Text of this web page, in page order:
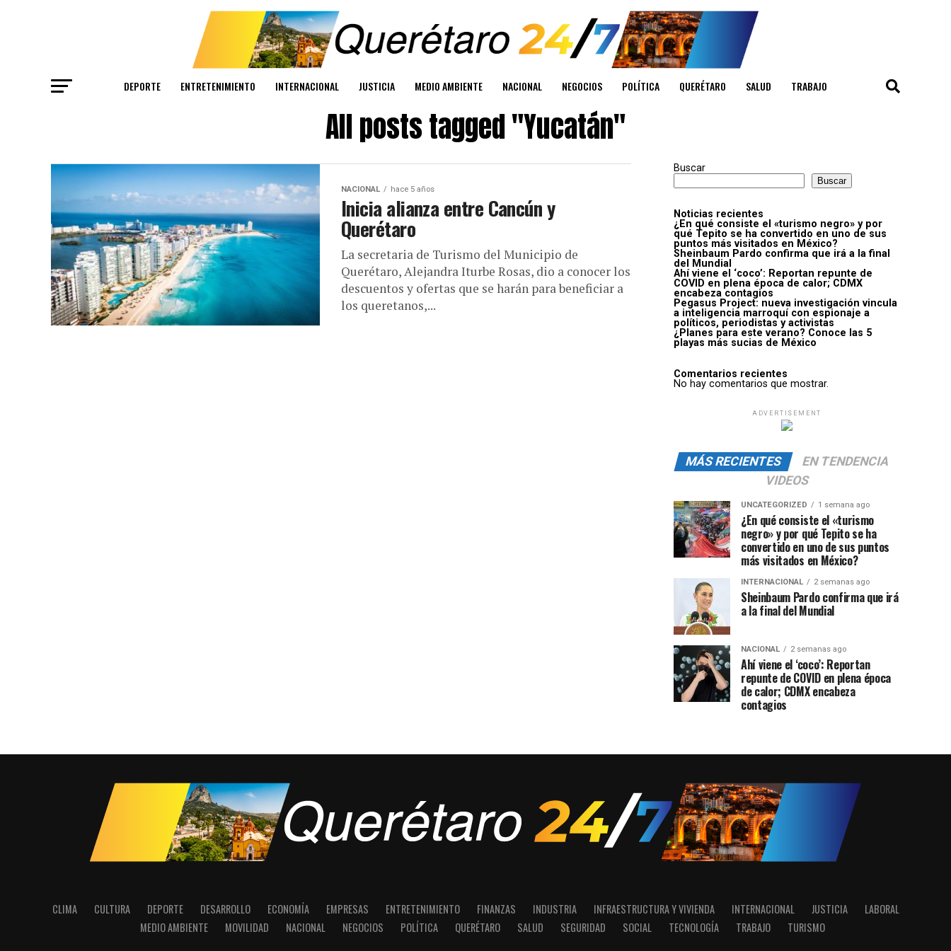
DEPORTE ENTRETENIMIENTO INTERNACIONAL JUSTICIA MEDIO AMBIENTE NACIONAL NEGOCIOS POLÍTICA QUERÉTARO SALUD TRABAJO
All posts tagged "Yucatán"
NACIONAL hace 5 años
Inicia alianza entre Cancún y
Querétaro
La secretaria de Turismo del Municipio de
Querétaro, Alejandra Iturbe Rosas, dio a conocer los
descuentos y ofertas que se harán para beneficiar a
los queretanos,...
Buscar
Buscar
Noticias recientes
¿En qué consiste el «turismo negro» y por
qué Tepito se ha convertido en uno de sus
puntos más visitados en México?
Sheinbaum Pardo confirma que irá a la final
del Mundial
Ahí viene el ‘coco’: Reportan repunte de
COVID en plena época de calor; CDMX
encabeza contagios
Pegasus Project: nueva investigación vincula
a inteligencia marroquí con espionaje a
políticos, periodistas y activistas
¿Planes para este verano? Conoce las 5
playas más sucias de México
Comentarios recientes
No hay comentarios que mostrar.
ADVERTISEMENT
MÁS RECIENTES
EN TENDENCIA
VIDEOS
UNCATEGORIZED 1 semana ago
¿En qué consiste el «turismo
negro» y por qué Tepito se ha
convertido en uno de sus puntos
más visitados en México?
INTERNACIONAL 2 semanas ago
Sheinbaum Pardo confirma que irá
a la final del Mundial
NACIONAL 2 semanas ago
Ahí viene el ‘coco’: Reportan
repunte de COVID en plena época
de calor; CDMX encabeza
contagios
CLIMA CULTURA DEPORTE DESARROLLO ECONOMÍA EMPRESAS ENTRETENIMIENTO FINANZAS INDUSTRIA INFRAESTRUCTURA Y VIVIENDA INTERNACIONAL JUSTICIA
LABORAL
MEDIO AMBIENTE
MOVILIDAD NACIONAL NEGOCIOS POLÍTICA QUERÉTARO SALUD SEGURIDAD SOCIAL TECNOLOGÍA TRABAJO TURISMO